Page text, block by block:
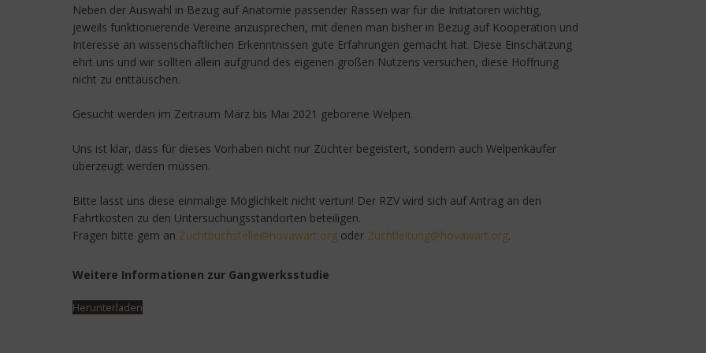
Neben der Auswahl in Bezug auf Anatomie passender Rassen war für die Initiatoren wichtig,
jeweils funktionierende Vereine anzusprechen, mit denen man bisher in Bezug auf Kooperation und
Interesse an wissenschaftlichen Erkenntnissen gute Erfahrungen gemacht hat. Diese Einschätzung
ehrt uns und wir sollten allein aufgrund des eigenen großen Nutzens versuchen, diese Hoffnung
nicht zu enttäuschen.
Gesucht werden im Zeitraum März bis Mai 2021 geborene Welpen.
Uns ist klar, dass für dieses Vorhaben nicht nur Züchter begeistert, sondern auch Welpenkäufer
überzeugt werden müssen.
Bitte lasst uns diese einmalige Möglichkeit nicht vertun! Der RZV wird sich auf Antrag an den
Fahrtkosten zu den Untersuchungsstandorten beteiligen.
Fragen bitte gern an
gro.t
rawav
oh@el
letsh
cubth
cuZ oder gro.t
rawav
oh@gn
utiel
thcuZ .
Weitere Informationen zur Gangwerksstudie
Herunterladen